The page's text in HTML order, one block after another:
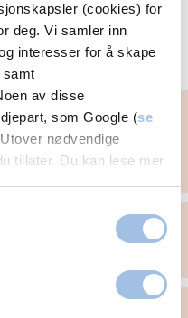
(cookies) for
deg. Vi samler inn
interesser for å skape
samt
av disse
som Google (se
nødvendige
tillater. Du kan lese mer
slimhinner og
- Bakovervendt
- Prevensjon